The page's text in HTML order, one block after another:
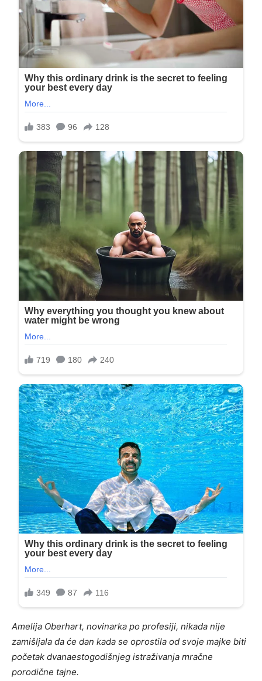
Amelija Oberhart, novinarka po profesiji, nikada nije
zamišljala da će dan kada se oprostila od svoje majke biti
početak dvanaestogodišnjeg istraživanja mračne
porodične tajne.